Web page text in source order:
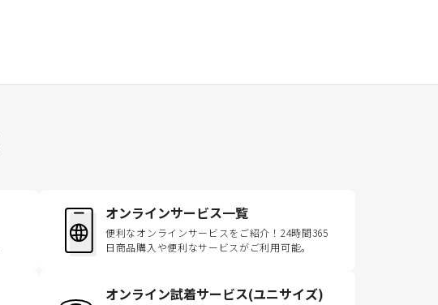
オンラインサービス一覧
便利なオンラインサービスをご紹介！24時間365
日商品購入や便利なサービスがご利用可能。
オンライン試着サービス(ユニサイズ)